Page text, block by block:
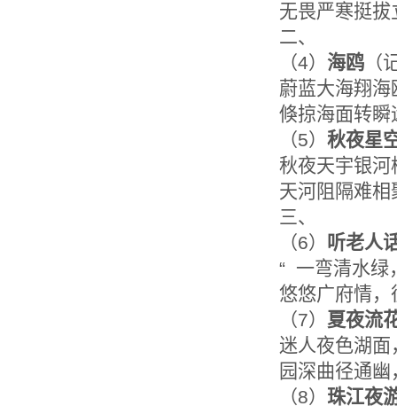
无畏严寒挺
二、
（4） 海鸥 （
蔚蓝大海翔
倏掠海面转瞬
（5） 秋夜星
秋夜天宇银河
天河阻隔难
三、
（6） 听老人
“ 一弯清水绿
悠悠广府情，
（7） 夏夜流
迷人夜色湖
园深曲径通
（8） 珠江夜